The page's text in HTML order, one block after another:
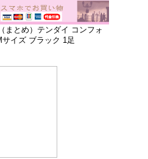
まとめ）テンダイ コンフォ
イズ ブラック 1足